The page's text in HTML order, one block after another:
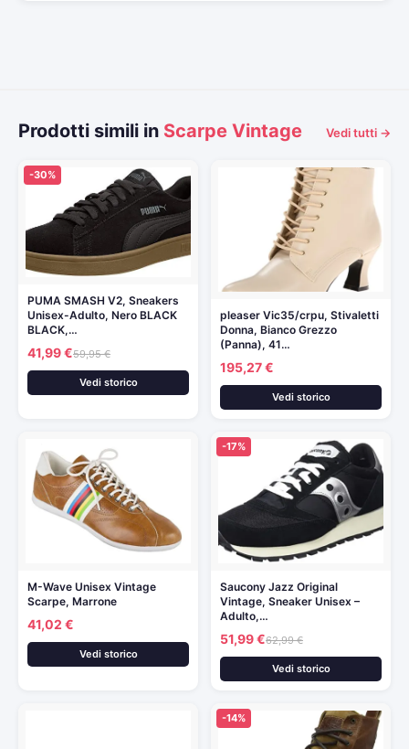
Prodotti simili in Scarpe Vintage Vedi tutti →
-30%
PUMA SMASH V2, Sneakers
Unisex-Adulto, Nero BLACK
BLACK,…
41,99 €59,95 €
Vedi storico
pleaser Vic35/crpu, Stivaletti
Donna, Bianco Grezzo
(Panna), 41…
195,27 €
Vedi storico
M-Wave Unisex Vintage
Scarpe, Marrone
41,02 €
Vedi storico
-17%
Saucony Jazz Original
Vintage, Sneaker Unisex –
Adulto,…
51,99 €62,99 €
Vedi storico
-14%